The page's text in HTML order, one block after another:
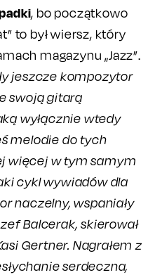
, bo początkowo
to był wiersz, który
magazynu „Jazz”.
jeszcze kompozytor
swoją gitarą
wyłącznie wtedy
melodie do tych
więcej w tym samym
cykl wywiadów dla
naczelny, wspaniały
Balcerak, skierował
Gertner. Nagrałem z
serdeczna,